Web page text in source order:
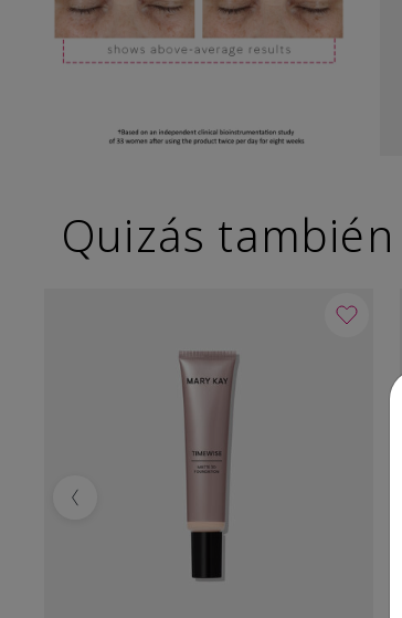
Quizás
Previous